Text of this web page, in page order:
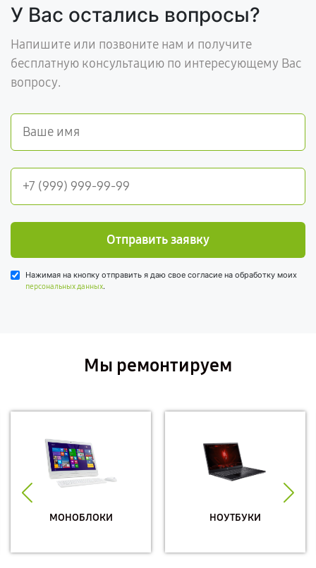
У Вас остались вопросы?
Напишите или позвоните нам и получите
бесплатную консультацию по интересующему Вас
вопросу.
Отправить заявку
Нажимая на кнопку отправить я даю свое согласие на обработку моих
персональных данных.
Мы ремонтируем
МОНОБЛОКИ НОУТБУКИ